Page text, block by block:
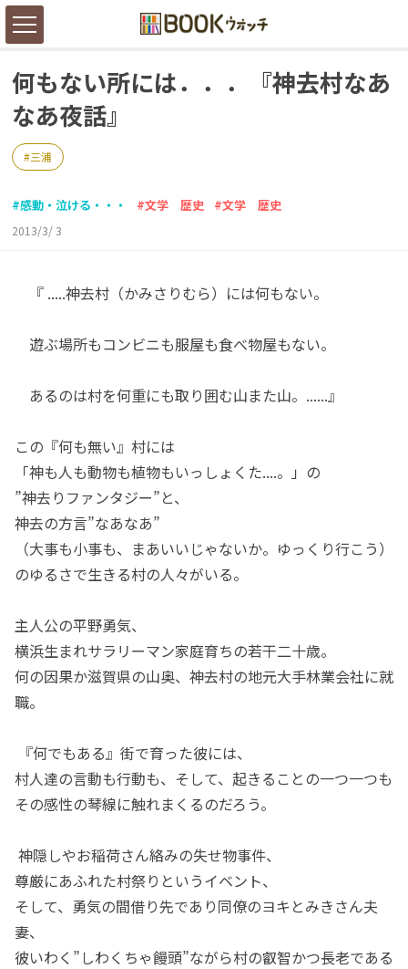
何もない所には．．．『神去村なあ
なあ夜話』
三浦
感動・泣ける・・・ 文学 歴史 文学 歴史
2013/3/ 3
『 .....神去村（かみさりむら）には何もない。
遊ぶ場所もコンビニも服屋も食べ物屋もない。
あるのは村を何重にも取り囲む山また山。......』
この『何も無い』村には
「神も人も動物も植物もいっしょくた....。」の
”神去りファンタジー”と、
神去の方言”なあなあ”
（大事も小事も、まあいいじゃないか。ゆっくり行こう）
のゆるさで生きる村の人々がいる。
主人公の平野勇気、
横浜生まれサラリーマン家庭育ちの若干二十歳。
何の因果か滋賀県の山奥、神去村の地元大手林業会社に就
職。
『何でもある』街で育った彼には、
村人達の言動も行動も、そして、起きることの一つ一つも
その感性の琴線に触れまくるのだろう。
神隠しやお稲荷さん絡みの失せ物事件、
尊厳にあふれた村祭りというイベント、
そして、勇気の間借り先であり同僚のヨキとみきさん夫
妻、
彼いわく”しわくちゃ饅頭”ながら村の叡智かつ長老である